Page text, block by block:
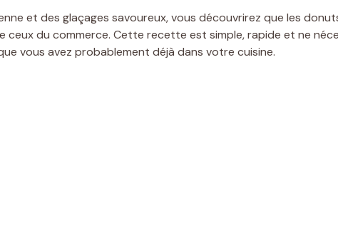
et des glaçages savoureux, vous découvrirez que les
ceux du commerce. Cette recette est simple, rapide et ne
vous avez probablement déjà dans votre cuisine.